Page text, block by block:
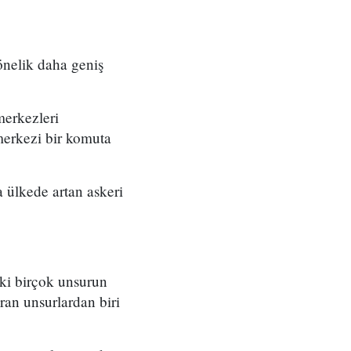
daha geniş
bir komuta
ülkede artan askeri
birçok unsurun
unsurlardan biri